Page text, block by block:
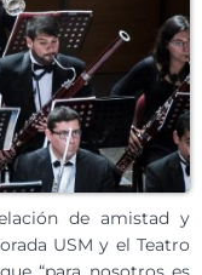
de amistad y
USM y el Teatro